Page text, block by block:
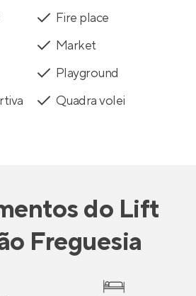
Fire place
Market
Playground
Quadra volei
do Lift
Freguesia